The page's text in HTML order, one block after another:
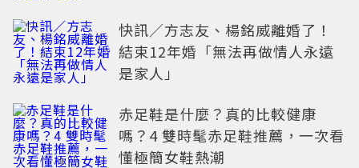
快訊／方志友、楊銘威離婚了！
結束12年婚「無法再做情人永遠
是家人」
赤足鞋是什麼？真的比較健康
嗎？4 雙時髦赤足鞋推薦，一次看
懂極簡女鞋熱潮